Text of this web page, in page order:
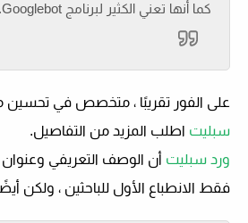
كما أنها تعني الكثير لبرنامج Googlebot. »
على الفور تقريبًا ، متخصص في تحسين
سبليت اطلب المزيد من التفاصيل.
ورد سبليت أن الوصف التعريفي
فقط الانطباع الأول للباحثين ، ولكن